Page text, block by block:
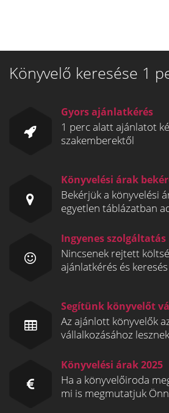
Könyvelő keresése 1
Gyors ajánlatkérés
1 perc alatt ajánlatot
szakemberektől
Könyvelési árak
Bekérjük a könyvelési
egyetlen táblázatban
Ingyenes szolgáltatás
Nincsenek rejtett
ajánlatkérés és
Segítünk könyvelőt
Az ajánlott könyvelők
vállalkozásához
Könyvelési árak 2025
Ha a könyvelőiroda
mi is megmutatjuk